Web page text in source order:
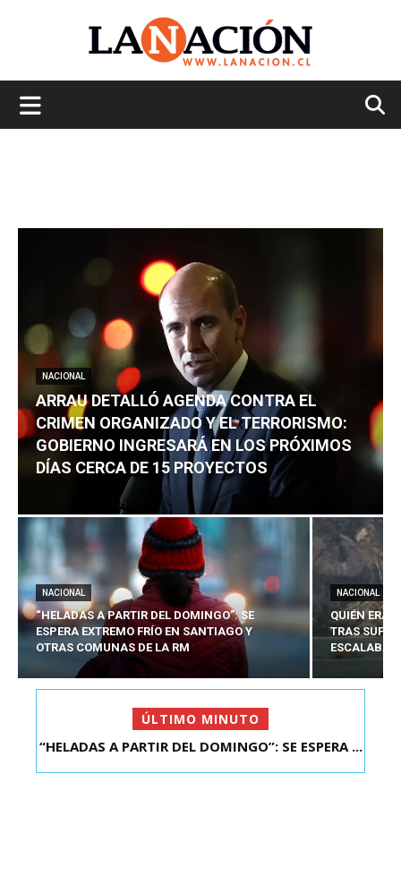
NACIONAL
ARRAU DETALLÓ AGENDA CONTRA EL
CRIMEN ORGANIZADO Y EL TERRORISMO:
GOBIERNO INGRESARÁ EN LOS PRÓXIMOS
DÍAS CERCA DE 15 PROYECTOS
NACIONAL
“HELADAS A PARTIR DEL DOMINGO”: SE
ESPERA EXTREMO FRÍO EN SANTIAGO Y
OTRAS COMUNAS DE LA RM
NACIONAL
QUIÉN ERA
TRAS
ESCALABA
ÚLTIMO MINUTO
QUIÉN ERA EL JOVEN CHILENO QUE MURIÓ TRAS